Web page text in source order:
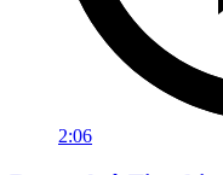
2:06